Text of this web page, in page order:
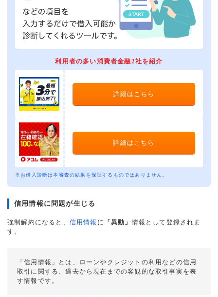
利用者の多い消費者金融2社を紹介
詳細はこちら
詳細はこちら
※お借入診断は本審査の結果を保証するものではありません。
信用情報に問題が生じる
強制解約になると、 信用情報 に 「異動」情報として登録されま
す。
「信用情報」とは、ローンやクレジットの利用などの信用
取引に関する、過去から現在までの客観的な取引事実を表
す情報です。